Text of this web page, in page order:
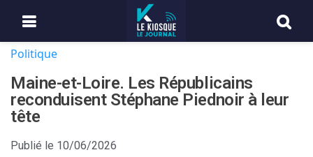
Politique
Maine-et-Loire. Les Républicains
reconduisent Stéphane Piednoir à leur
tête
Publié le 10/06/2026